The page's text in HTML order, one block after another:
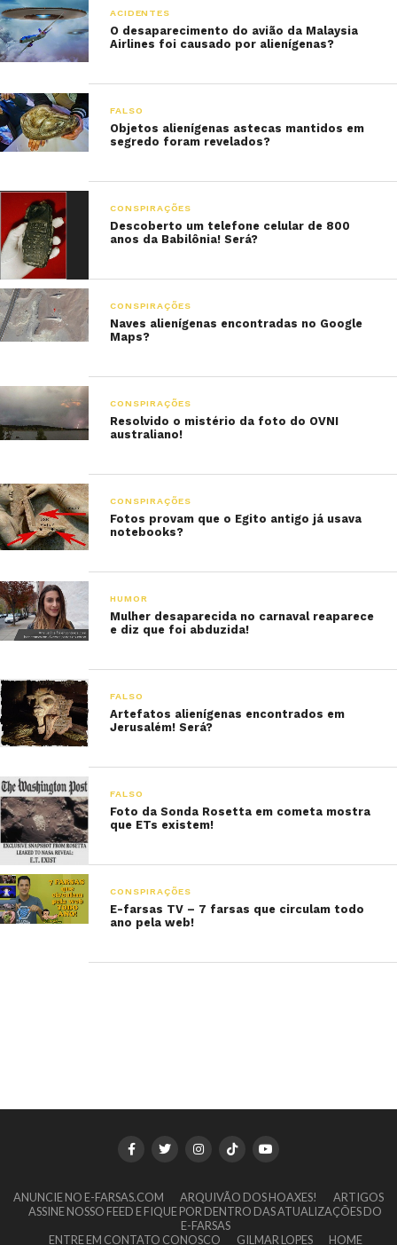
ACIDENTES
O desaparecimento do avião da Malaysia
Airlines foi causado por alienígenas?
FALSO
Objetos alienígenas astecas mantidos em
segredo foram revelados?
CONSPIRAÇÕES
Descoberto um telefone celular de 800
anos da Babilônia! Será?
CONSPIRAÇÕES
Naves alienígenas encontradas no Google
Maps?
CONSPIRAÇÕES
Resolvido o mistério da foto do OVNI
australiano!
CONSPIRAÇÕES
Fotos provam que o Egito antigo já usava
notebooks?
HUMOR
Mulher desaparecida no carnaval reaparece
e diz que foi abduzida!
FALSO
Artefatos alienígenas encontrados em
Jerusalém! Será?
FALSO
Foto da Sonda Rosetta em cometa mostra
que ETs existem!
CONSPIRAÇÕES
E-farsas TV – 7 farsas que circulam todo
ano pela web!
ANUNCIE NO E-FARSAS.COM ARQUIVÃO DOS HOAXES!
ARTIGOS
ASSINE NOSSO FEED E FIQUE POR DENTRO DAS ATUALIZAÇÕES DO
E-FARSAS
ENTRE EM CONTATO CONOSCO
GILMAR LOPES HOME